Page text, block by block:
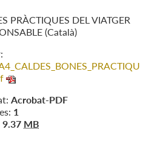
PRÀCTIQUES DEL VIATGER
(Català)
Acrobat-PDF
1
9.37 MB